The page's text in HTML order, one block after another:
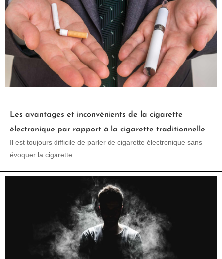
Les avantages et inconvénients de la cigarette
électronique par rapport à la cigarette traditionnelle
Il est toujours difficile de parler de cigarette électronique sans
évoquer la cigarette...